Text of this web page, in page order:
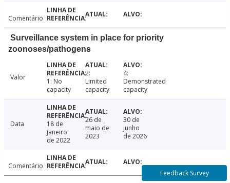
Comentário
Surveillance system in place for priority
zoonoses/pathogens
Valor
1: No
capacity
2:
Limited
capacity
4:
Demonstrated
capacity
Data
18 de
janeiro
de 2022
26 de
maio de
2023
30 de
junho
de 2026
Comentário
Feedback Survey